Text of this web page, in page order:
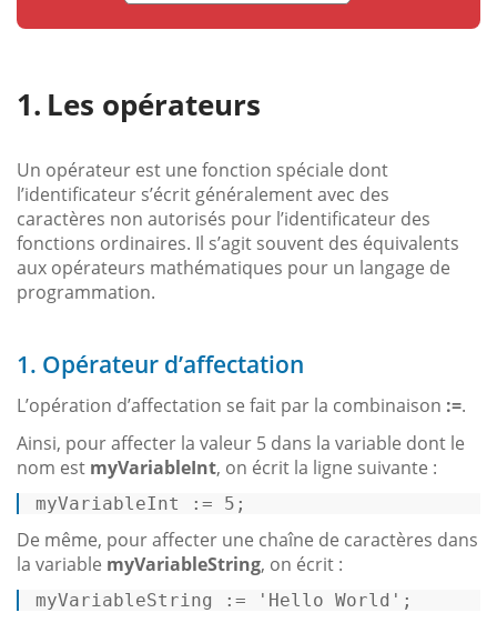
Les opérateurs
Un opérateur est une fonction spéciale dont
l’identificateur s’écrit généralement avec des
caractères non autorisés pour l’identificateur des
fonctions ordinaires. Il s’agit souvent des équivalents
aux opérateurs mathématiques pour un langage de
programmation.
1. Opérateur d’affectation
L’opération d’affectation se fait par la combinaison :=.
Ainsi, pour affecter la valeur 5 dans la variable dont le
nom est myVariableInt, on écrit la ligne suivante :
myVariableInt := 5 ;
De même, pour affecter une chaîne de caractères dans
la variable myVariableString, on écrit :
myVariableString := 'Hello World' ;